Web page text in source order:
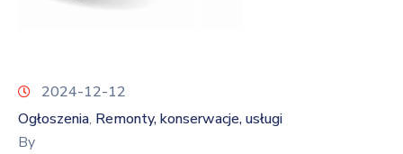
2024-12-12
Ogłoszenia‚ Remonty, konserwacje, usługi
By